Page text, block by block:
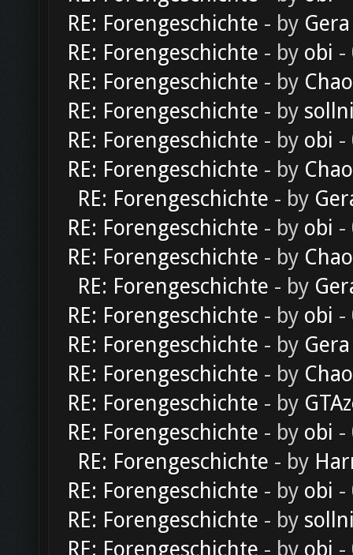
RE: Forengeschichte - by Gera
RE: Forengeschichte - by obi -
RE: Forengeschichte - by
RE: Forengeschichte - by
RE: Forengeschichte - by obi -
RE: Forengeschichte - by
RE: Forengeschichte - by
RE: Forengeschichte - by obi -
RE: Forengeschichte - by
RE: Forengeschichte - by
RE: Forengeschichte - by obi -
RE: Forengeschichte - by Gera
RE: Forengeschichte - by
RE: Forengeschichte - by
RE: Forengeschichte - by obi -
RE: Forengeschichte - by
RE: Forengeschichte - by obi -
RE: Forengeschichte - by
RE: Forengeschichte - by obi -